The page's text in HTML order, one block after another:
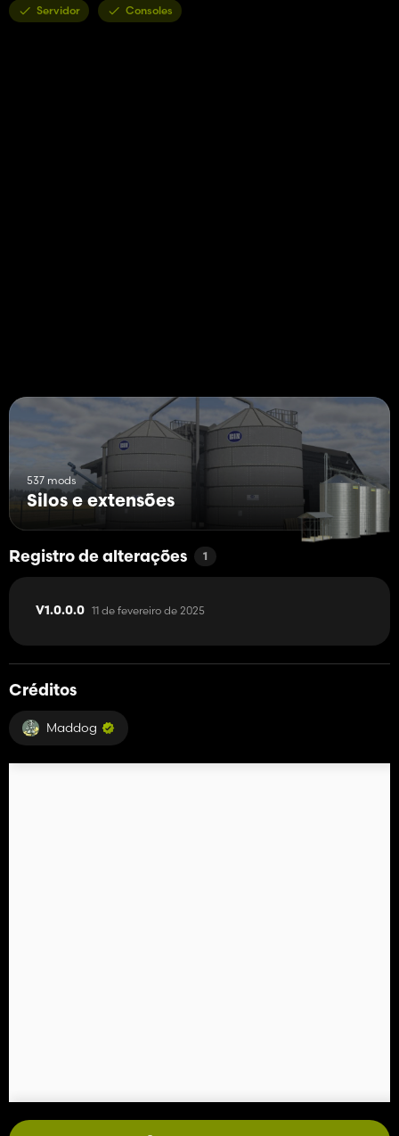
Servidor Consoles
537 mods
Silos e extensões
Registro de alterações 1
V1.0.0.0 11 de fevereiro de 2025
Créditos
Maddog